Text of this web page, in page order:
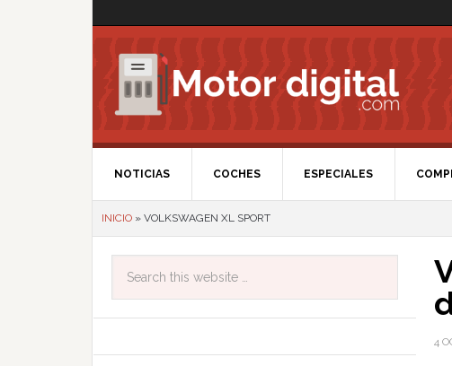
NOTICIAS COCHES ESPECIALES
INICIO » VOLKSWAGEN XL SPORT
4